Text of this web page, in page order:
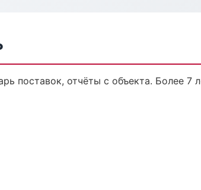
поставок, отчёты с объекта. Более 7